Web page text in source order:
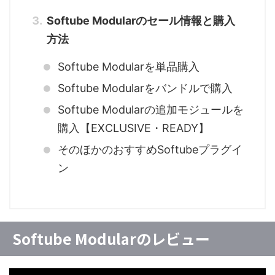
Softube Modularのセール情報と購入
方法
Softube Modularを単品購入
Softube Modularをバンドルで購入
Softube Modularの追加モジュールを
購入【EXCLUSIVE・READY】
そのほかのおすすめSoftubeプラグイ
ン
Softube Modularのレビュー